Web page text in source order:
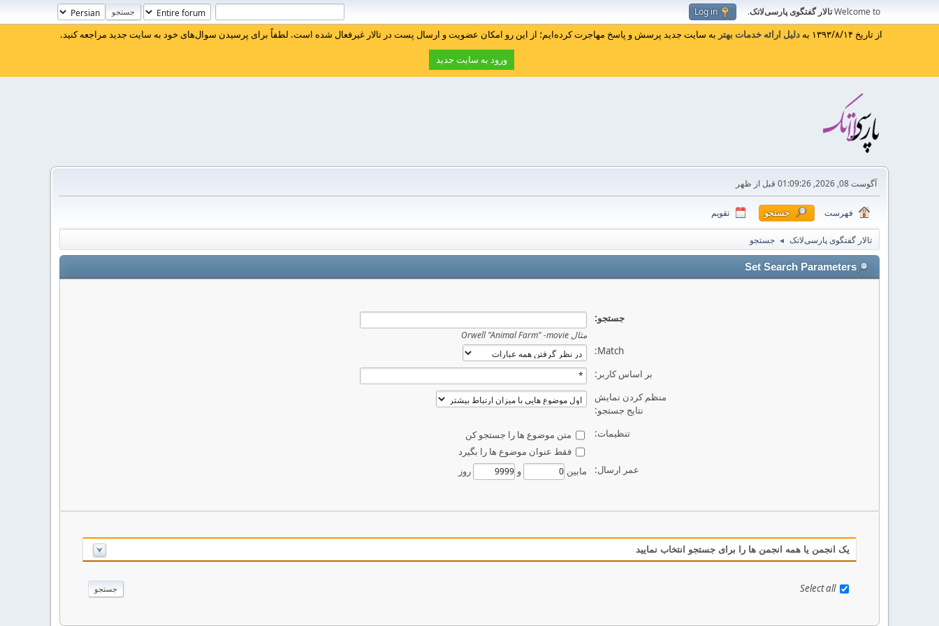
Welcome toتالار گفتگوی پارسی‌لاتک.
Log in
از تاریخ ۱۳۹۳/۸/۱۴ به دلیل ارائه خدمات بهتر به سایت جدید پرسش و پاسخ مهاجرت کرده‌ایم؛ از این رو امکان عضویت و ارسال پست در تالار غیرفعال شده است. لطفاً برای پرسیدن سوال‌های خود به سایت جدید مراجعه کنید.
ورود به سایت جدید
آگوست 08, 2026, 01:09:26 قبل از ظهر
فهرست جستجو تقویم
تالار گفتگوی پارسی‌لاتک ◄ جستجو
Set Search Parameters
جستجو:
مثال
Match:
بر اساس کاربر:
منظم کردن نمایش
نتایج جستجو:
تنظیمات:
متن موضوع ها را جستجو کن
فقط عنوان موضوع ها را بگیرد
عمر ارسال:
مابین و روز
یک انجمن یا همه انجمن ها را برای جستجو انتخاب نمایید
Select all